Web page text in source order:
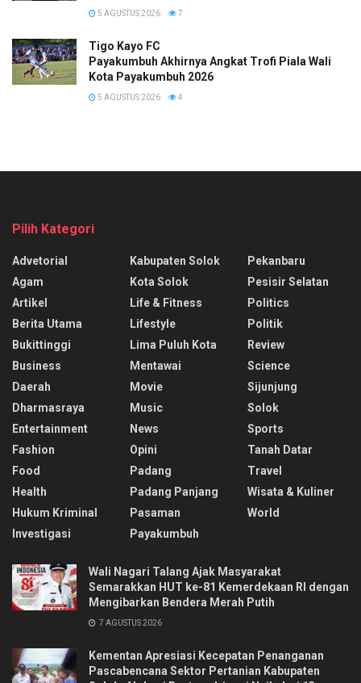
5 AGUSTUS 2026 7
Tigo Kayo FC
Payakumbuh Akhirnya Angkat Trofi Piala Wali
Kota Payakumbuh 2026
5 AGUSTUS 2026 4
Pilih Kategori
Advetorial
Agam
Artikel
Berita Utama
Bukittinggi
Business
Daerah
Dharmasraya
Entertainment
Fashion
Food
Health
Hukum Kriminal
Investigasi
Kabupaten Solok
Kota Solok
Life & Fitness
Lifestyle
Lima Puluh Kota
Mentawai
Movie
Music
News
Opini
Padang
Padang Panjang
Pasaman
Payakumbuh
Pekanbaru
Pesisir Selatan
Politics
Politik
Review
Science
Sijunjung
Solok
Sports
Tanah Datar
Travel
Wisata & Kuliner
World
Wali Nagari Talang Ajak Masyarakat
Semarakkan HUT ke-81 Kemerdekaan RI dengan
Mengibarkan Bendera Merah Putih
7 AGUSTUS 2026
Kementan Apresiasi Kecepatan Penanganan
Pascabencana Sektor Pertanian Kabupaten